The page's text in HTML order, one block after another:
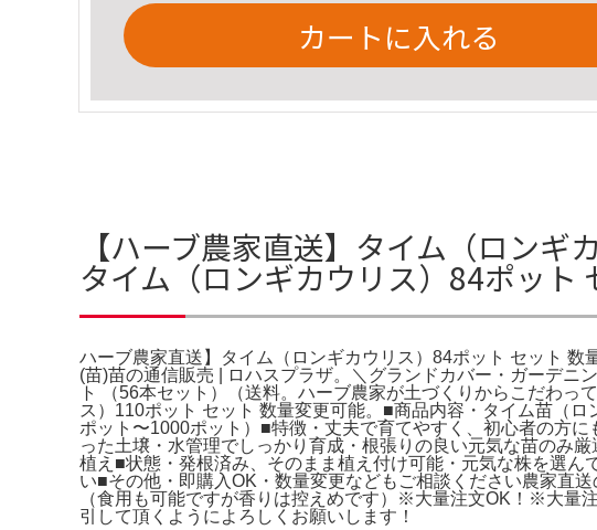
カートに入れる
【ハーブ農家直送】タイム（ロンギ
タイム（ロンギカウリス）84ポット
ハーブ農家直送】タイム（ロンギカウリス）84ポット セット
(苗)苗の通信販売 | ロハスプラザ。＼グランドカバー・ガーデニ
ト （56本セット）（送料。ハーブ農家が土づくりからこだわ
ス）110ポット セット 数量変更可能。■商品内容・タイム苗（
ポット〜1000ポット）■特徴・丈夫で育てやすく、初心者の方
った土壌・水管理でしっかり育成・根張りの良い元気な苗のみ
植え■状態・発根済み、そのまま植え付け可能・元気な株を選
い■その他・即購入OK・数量変更などもご相談ください農家直
（食用も可能ですが香りは控えめです）※大量注文OK！※大
引して頂くようによろしくお願いします！